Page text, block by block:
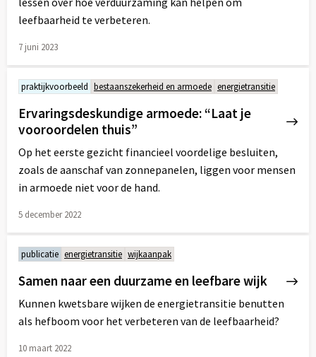
leefbaarheid te verbeteren.
7 juni 2023
meer
over
praktijkvoorbeeld bestaanszekerheid en armoede energietransitie
Ervaringsdeskundige armoede: “Laat je
vooroordelen thuis”
Op het eerste gezicht financieel voordelige besluiten,
zoals de aanschaf van zonnepanelen, liggen voor mensen
in armoede niet voor de hand.
5 december 2022
meer
over
publicatie energietransitie wijkaanpak
Samen naar een duurzame en leefbare wijk
Kunnen kwetsbare wijken de energietransitie benutten
als hefboom voor het verbeteren van de leefbaarheid?
10 maart 2022